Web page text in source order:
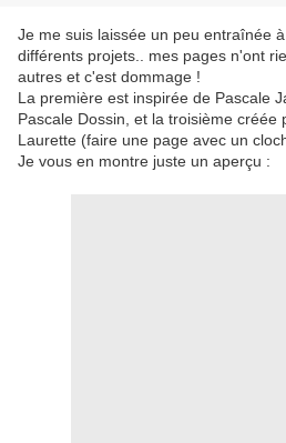
Je me suis laissée un peu entraînée
différents projets.. mes pages n'ont
autres et c'est dommage !
La première est inspirée de Pascale
Pascale Dossin, et la troisième créée
Laurette (faire une page avec un
Je vous en montre juste un aperçu :